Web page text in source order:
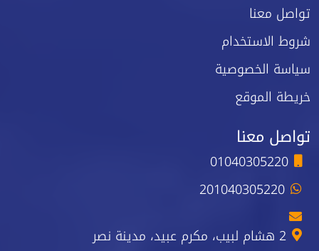
تواصل معنا
شروط الاستخدام
سياسة الخصوصية
خريطة الموقع
تواصل معنا
01040305220
201040305220
2 هشام لبيب، مكرم عبيد، مدينة نصر